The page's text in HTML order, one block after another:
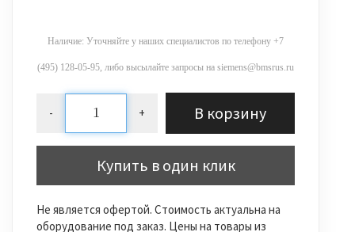
Наличие: Уточняйте у наших специалистов по телефону +7
(495) 128-05-95, либо высылайте запросы на siemens@bmsrus.ru
- + В корзину
Купить в один клик
Не является офертой. Стоимость актуальна на
оборудование под заказ. Цены на товары из